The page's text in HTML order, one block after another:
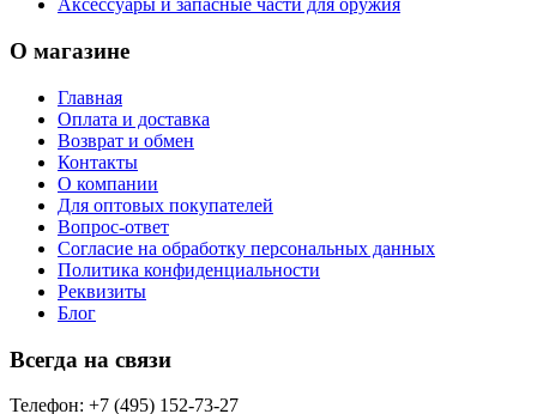
Аксессуары и запасные части для оружия
О магазине
Главная
Оплата и доставка
Возврат и обмен
Контакты
О компании
Для оптовых покупателей
Вопрос-ответ
Согласие на обработку персональных данных
Политика конфиденциальности
Реквизиты
Блог
Всегда на связи
Телефон: +7 (495) 152-73-27